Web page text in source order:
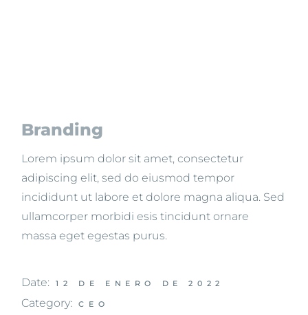
Branding
Lorem ipsum dolor sit amet, consectetur
adipiscing elit, sed do eiusmod tempor
incididunt ut labore et dolore magna aliqua. Sed
ullamcorper morbidi esis tincidunt ornare
massa eget egestas purus.
Date: 12 DE ENERO DE 2022
Category: CEO